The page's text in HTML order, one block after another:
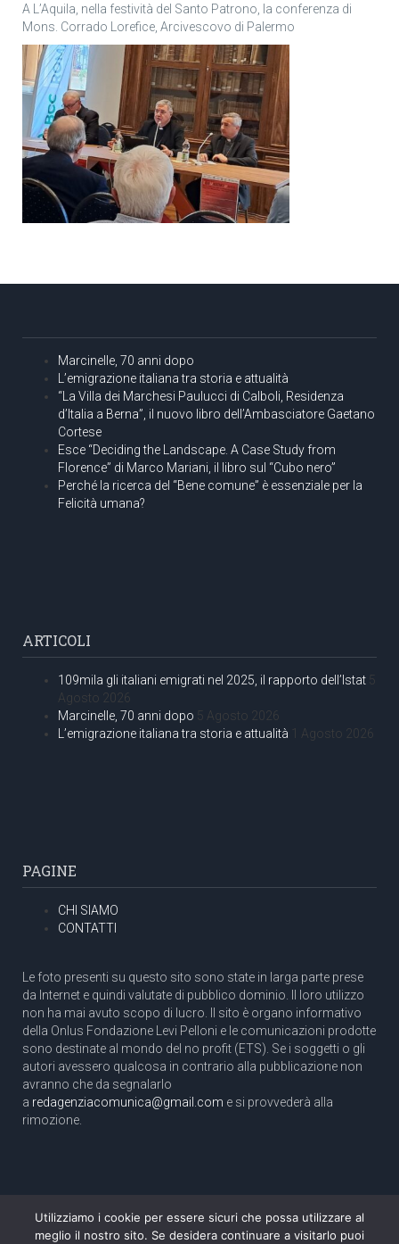
A L’Aquila, nella festività del Santo Patrono, la conferenza di
Mons. Corrado Lorefice, Arcivescovo di Palermo
Marcinelle, 70 anni dopo
L’emigrazione italiana tra storia e attualità
“La Villa dei Marchesi Paulucci di Calboli, Residenza
d’Italia a Berna”, il nuovo libro dell’Ambasciatore Gaetano
Cortese
Esce “Deciding the Landscape. A Case Study from
Florence” di Marco Mariani, il libro sul “Cubo nero”
Perché la ricerca del “Bene comune” è essenziale per la
Felicità umana?
ARTICOLI
109mila gli italiani emigrati nel 2025, il rapporto dell’Istat 5
Agosto 2026
Marcinelle, 70 anni dopo 5 Agosto 2026
L’emigrazione italiana tra storia e attualità 1 Agosto 2026
PAGINE
CHI SIAMO
CONTATTI
Le foto presenti su questo sito sono state in larga parte prese
da Internet e quindi valutate di pubblico dominio. Il loro utilizzo
non ha mai avuto scopo di lucro. Il sito è organo informativo
della Onlus Fondazione Levi Pelloni e le comunicazioni prodotte
sono destinate al mondo del no profit (ETS). Se i soggetti o gli
autori avessero qualcosa in contrario alla pubblicazione non
avranno che da segnalarlo
a redagenziacomunica@gmail.com e si provvederà alla
rimozione.
Copyright 2003 com.unica - Tutti i diritti riservati
Utilizziamo i cookie per essere sicuri che possa utilizzare al
meglio il nostro sito. Se desidera continuare a visitarlo puoi